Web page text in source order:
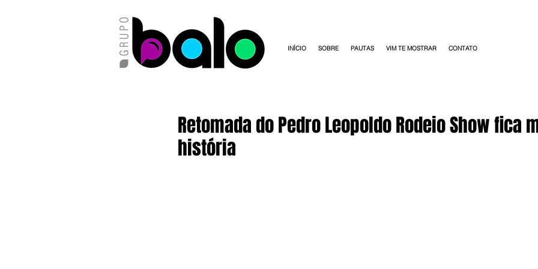
INÍCIO SOBRE PAUTAS VIM TE MOSTRAR CONTATO
Retomada do Pedro Leopoldo Rodeio Show fica
história